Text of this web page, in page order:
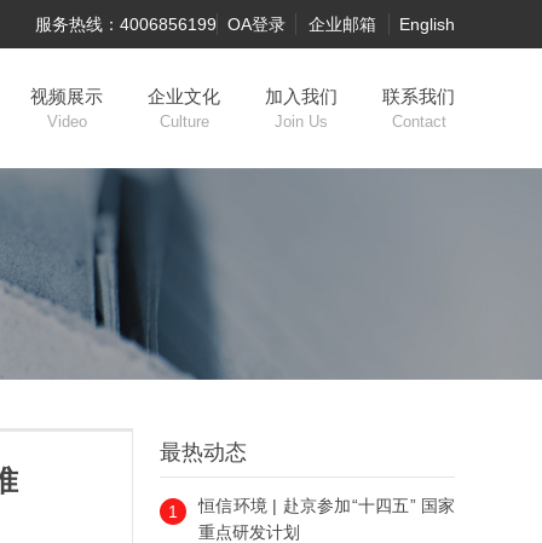
English
企业邮箱
OA登录
服务热线：4006856199
视频展示
Video
企业文化
Culture
加入我们
Join Us
联系我们
Contact
最热动态
1
恒信环境 | 赴京参加“十四五” 国家
重点研发计划